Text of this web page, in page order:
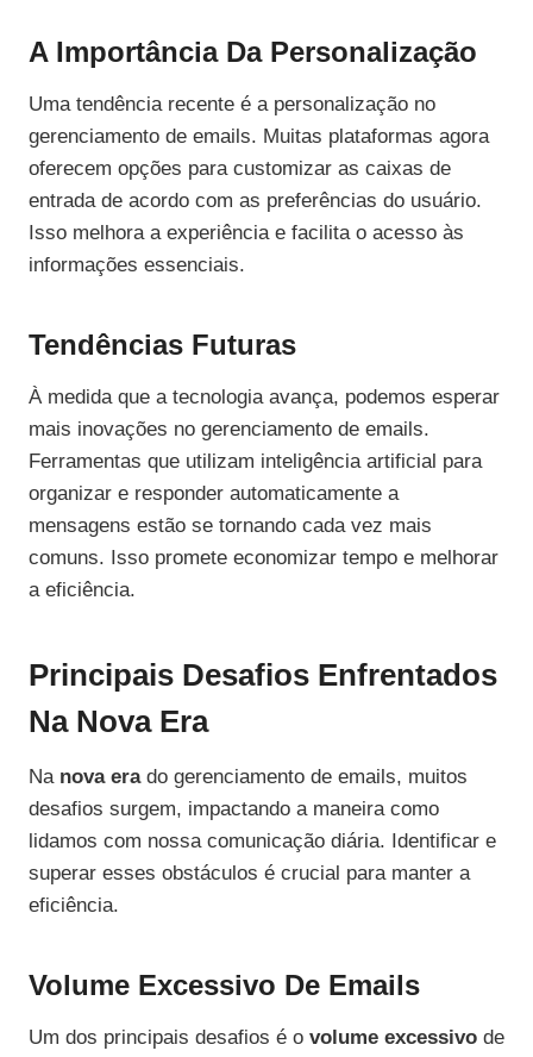
A Importância Da Personalização
Uma tendência recente é a personalização no
gerenciamento de emails. Muitas plataformas agora
oferecem opções para customizar as caixas de
entrada de acordo com as preferências do usuário.
Isso melhora a experiência e facilita o acesso às
informações essenciais.
Tendências Futuras
À medida que a tecnologia avança, podemos esperar
mais inovações no gerenciamento de emails.
Ferramentas que utilizam inteligência artificial para
organizar e responder automaticamente a
mensagens estão se tornando cada vez mais
comuns. Isso promete economizar tempo e melhorar
a eficiência.
Principais Desafios Enfrentados
Na Nova Era
Na nova erado gerenciamento de emails, muitos
desafios surgem, impactando a maneira como
lidamos com nossa comunicação diária. Identificar e
superar esses obstáculos é crucial para manter a
eficiência.
Volume Excessivo De Emails
Um dos principais desafios é o volume excessivo de